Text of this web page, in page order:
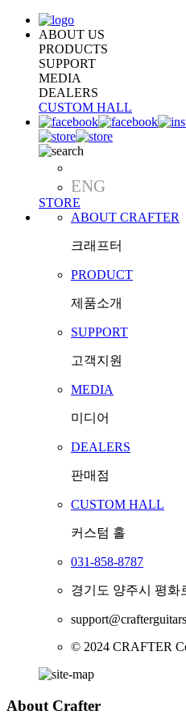
ABOUT US
PRODUCTS
SUPPORT
MEDIA
DEALERS
CUSTOM HALL
ENG
STORE
ABOUT CRAFTER
크래프터
PRODUCT
제품소개
SUPPORT
고객지원
MEDIA
미디어
DEALERS
판매점
CUSTOM HALL
커스텀 홀
031-858-8787
경기도 양주시 평화
© 2024 CRAFTER
About Crafter